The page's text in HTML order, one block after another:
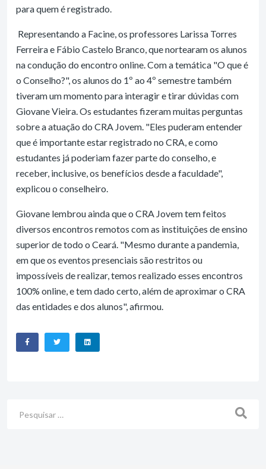
para quem é registrado.
Representando a Facine, os professores Larissa Torres
Ferreira e Fábio Castelo Branco, que nortearam os alunos
na condução do encontro online. Com a temática "O que é
o Conselho?", os alunos do 1º ao 4º semestre também
tiveram um momento para interagir e tirar dúvidas com
Giovane Vieira. Os estudantes fizeram muitas perguntas
sobre a atuação do CRA Jovem. "Eles puderam entender
que é importante estar registrado no CRA, e como
estudantes já poderiam fazer parte do conselho, e
receber, inclusive, os benefícios desde a faculdade",
explicou o conselheiro.
Giovane lembrou ainda que o CRA Jovem tem feitos
diversos encontros remotos com as instituições de ensino
superior de todo o Ceará. "Mesmo durante a pandemia,
em que os eventos presenciais são restritos ou
impossíveis de realizar, temos realizado esses encontros
100% online, e tem dado certo, além de aproximar o CRA
das entidades e dos alunos", afirmou.